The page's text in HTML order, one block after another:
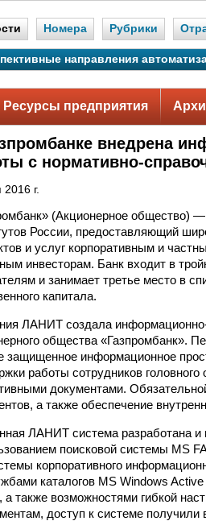
Номера Рубрики
направления
Ресурсы предприятия
внедрена
с нормативно-
г.
(Акционерное общество)
России, предоставляющий
и услуг корпоративным и
инвесторам. Банк входит в
и занимает третье место в
капитала.
ЛАНИТ создала
общества «Газпромбанк».
защищенное информационное
работы сотрудников
документами.
а также обеспечение
ЛАНИТ система разработана
поисковой системы MS
корпоративного
каталогов MS Windows
а также возможностями гибкой
доступ к системе